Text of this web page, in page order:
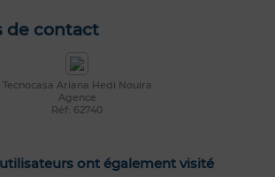
de contact
Tecnocasa Ariana Hedi Nouira
Agence
Réf: 62740
ont également visité